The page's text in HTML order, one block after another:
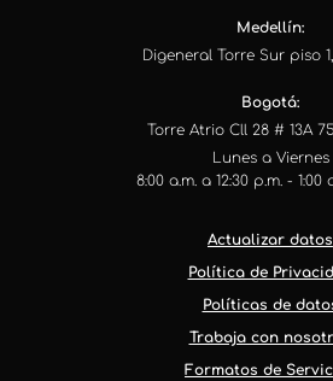
Medellín:
Digeneral Torre Sur piso
Bogotá:
Torre Atrio Cll 28 # 13A
Lunes a Viernes
8:00 a.m. a 12:30 p.m. - 1:00
Actualizar datos
Política de
Políticas de
Trabaja con
Formatos de